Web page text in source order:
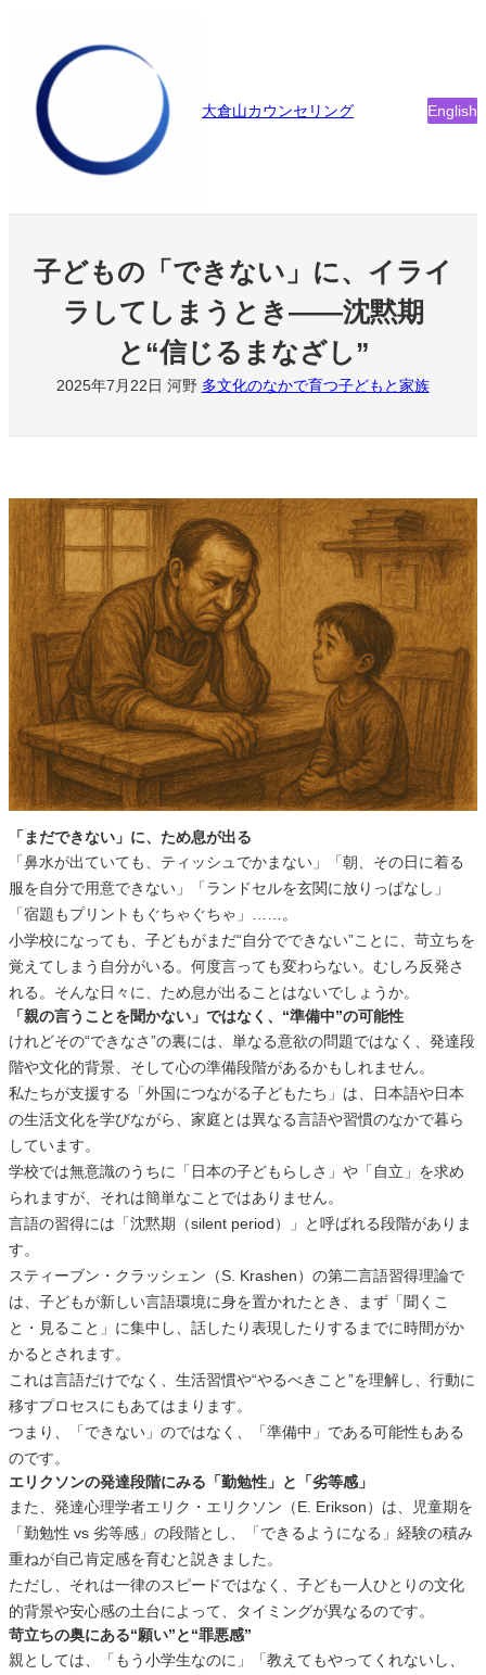
大倉山カウンセリング English
子どもの「できない」に、イライ
ラしてしまうとき――沈黙期
と“信じるまなざし”
2025年7月22日 河野 多文化のなかで育つ子どもと家族
「まだできない」に、ため息が出る
「鼻水が出ていても、ティッシュでかまない」「朝、その日に着る
服を自分で用意できない」「ランドセルを玄関に放りっぱなし」
「宿題もプリントもぐちゃぐちゃ」……。
小学校になっても、子どもがまだ“自分でできない”ことに、苛立ちを
覚えてしまう自分がいる。何度言っても変わらない。むしろ反発さ
れる。そんな日々に、ため息が出ることはないでしょうか。
「親の言うことを聞かない」ではなく、“準備中”の可能性
けれどその“できなさ”の裏には、単なる意欲の問題ではなく、発達段
階や文化的背景、そして心の準備段階があるかもしれません。
私たちが支援する「外国につながる子どもたち」は、日本語や日本
の生活文化を学びながら、家庭とは異なる言語や習慣のなかで暮ら
しています。
学校では無意識のうちに「日本の子どもらしさ」や「自立」を求め
られますが、それは簡単なことではありません。
言語の習得には「沈黙期（silent period）」と呼ばれる段階がありま
す。
スティーブン・クラッシェン（S. Krashen）の第二言語習得理論で
は、子どもが新しい言語環境に身を置かれたとき、まず「聞くこ
と・見ること」に集中し、話したり表現したりするまでに時間がか
かるとされます。
これは言語だけでなく、生活習慣や“やるべきこと”を理解し、行動に
移すプロセスにもあてはまります。
つまり、「できない」のではなく、「準備中」である可能性もある
のです。
エリクソンの発達段階にみる「勤勉性」と「劣等感」
また、発達心理学者エリク・エリクソン（E. Erikson）は、児童期を
「勤勉性 vs 劣等感」の段階とし、「できるようになる」経験の積み
重ねが自己肯定感を育むと説きました。
ただし、それは一律のスピードではなく、子ども一人ひとりの文化
的背景や安心感の土台によって、タイミングが異なるのです。
苛立ちの奥にある“願い”と“罪悪感”
親としては、「もう小学生なのに」「教えてもやってくれないし、